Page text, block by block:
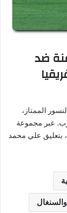
ضد
الممتاز،
عبر مجموعة
بتعليق علي محمد